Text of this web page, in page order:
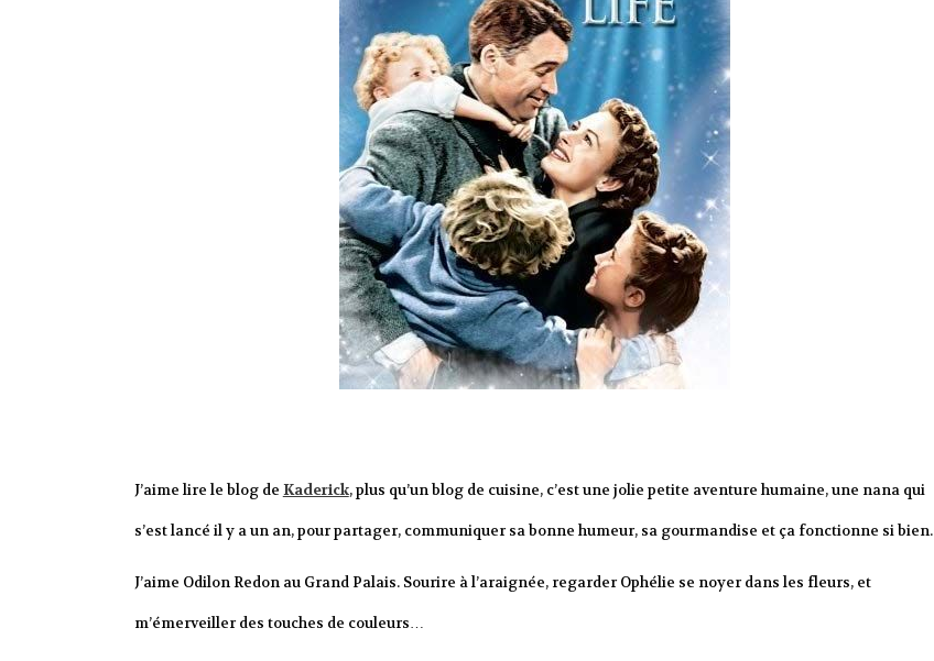
J’aime lire le blog de Kaderick, plus qu’un blog de cuisine, c’est une jolie petite aventure humaine, une nana qui
s’est lancé il y a un an, pour partager, communiquer sa bonne humeur, sa gourmandise et ça fonctionne si bien.
J’aime Odilon Redon au Grand Palais. Sourire à l’araignée, regarder Ophélie se noyer dans les fleurs, et
m’émerveiller des touches de couleurs…